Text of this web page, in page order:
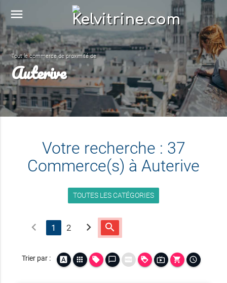
menu
Tout le commerce de proximité de
Auterive
Votre recherche : 37
Commerce(s) à Auterive
TOUTES LES CATÉGORIES
chevron_left 1 2 chevron_right search
Trier par : font_download apps local_offer chat_bubble_outline fiber_new loyalty live_tv shopping_cart access_time